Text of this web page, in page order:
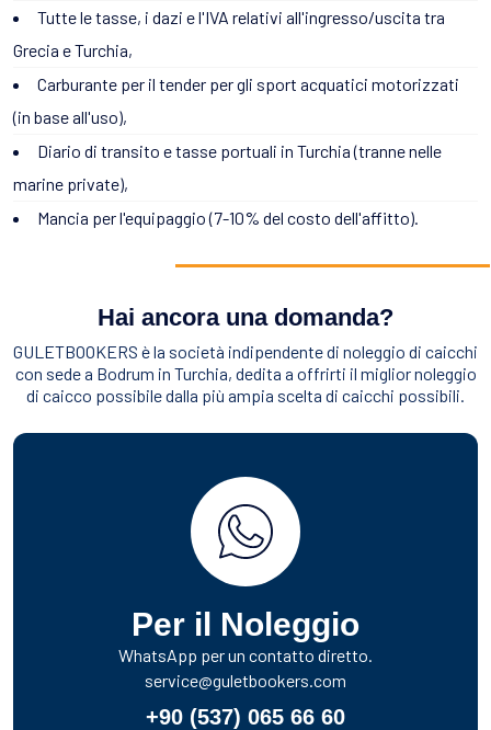
Tutte le tasse, i dazi e l'IVA relativi all'ingresso/uscita tra
Grecia e Turchia,
Carburante per il tender per gli sport acquatici motorizzati
(in base all'uso),
Diario di transito e tasse portuali in Turchia (tranne nelle
marine private),
Mancia per l'equipaggio (7-10% del costo dell'affitto).
Hai ancora una domanda?
GULETBOOKERS è la società indipendente di noleggio di caicchi
con sede a Bodrum in Turchia, dedita a offrirti il miglior noleggio
di caicco possibile dalla più ampia scelta di caicchi possibili.
Per il Noleggio
WhatsApp per un contatto diretto.
service@guletbookers.com
+90 (537) 065 66 60